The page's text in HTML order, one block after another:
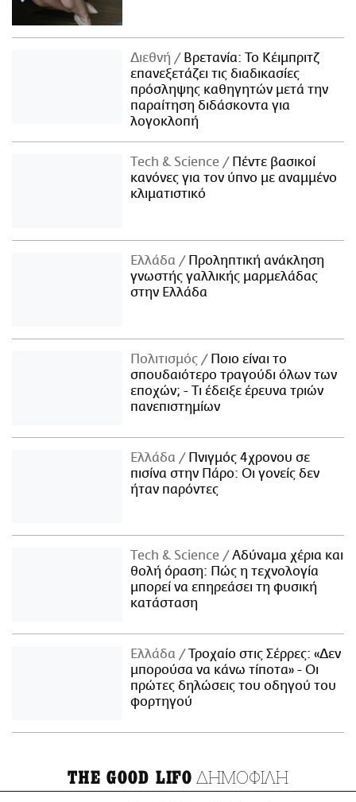
Διεθνή
Βρετανία: Το Κέιμπριτζ
επανεξετάζει τις διαδικασίες
πρόσληψης καθηγητών μετά την
παραίτηση διδάσκοντα για
λογοκλοπή
Τech & Science
Πέντε βασικοί
κανόνες για τον ύπνο με αναμμένο
κλιματιστικό
Ελλάδα
Προληπτική ανάκληση
γνωστής γαλλικής μαρμελάδας
στην Ελλάδα
Πολιτισμός
Ποιο είναι το
σπουδαιότερο τραγούδι όλων των
εποχών; - Τι έδειξε έρευνα τριών
πανεπιστημίων
Ελλάδα
Πνιγμός 4χρονου σε
πισίνα στην Πάρο: Οι γονείς δεν
ήταν παρόντες
Τech & Science
Αδύναμα χέρια και
θολή όραση: Πώς η τεχνολογία
μπορεί να επηρεάσει τη φυσική
κατάσταση
Ελλάδα
Τροχαίο στις Σέρρες: «Δεν
μπορούσα να κάνω τίποτα» - Οι
πρώτες δηλώσεις του οδηγού του
φορτηγού
THE GOOD LIFO ΔΗΜΟΦΙΛΗ